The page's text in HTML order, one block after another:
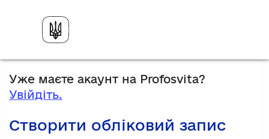
Уже маєте акаунт на Profosvita?
Увійдіть.
Створити обліковий запис